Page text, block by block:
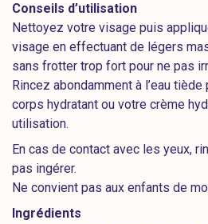
Conseils d’utilisation
Nettoyez votre visage puis
visage en effectuant de légers
sans frotter trop fort pour ne pas
Rincez abondamment à l’eau
corps hydratant ou votre crème
utilisation.
En cas de contact avec les yeux,
pas ingérer.
Ne convient pas aux enfants de
Ingrédients